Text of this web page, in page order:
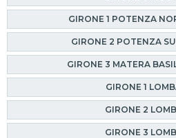
GIRONE 1 POTENZA
GIRONE 2 POTENZA
GIRONE 3 MATERA
GIRONE 1
GIRONE 2
GIRONE 3